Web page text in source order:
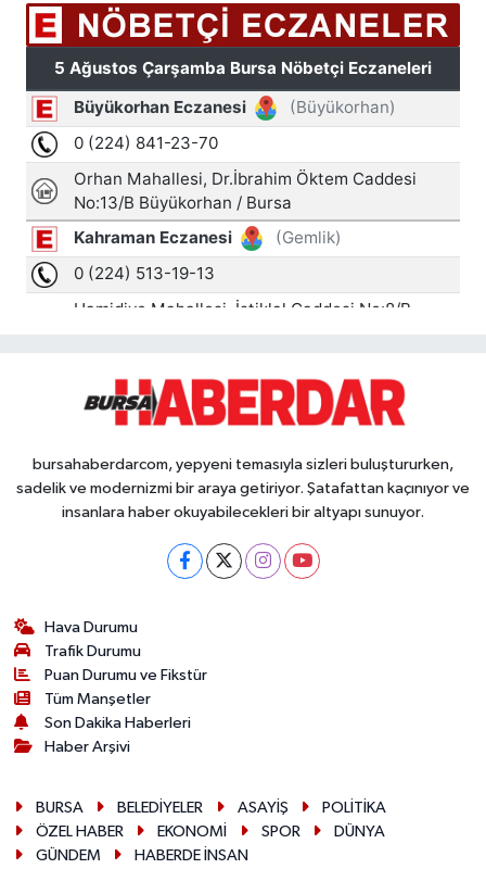
bursahaberdarcom, yepyeni temasıyla sizleri buluştururken,
sadelik ve modernizmi bir araya getiriyor. Şatafattan kaçınıyor ve
insanlara haber okuyabilecekleri bir altyapı sunuyor.
Hava Durumu
Trafik Durumu
Puan Durumu ve Fikstür
Tüm Manşetler
Son Dakika Haberleri
Haber Arşivi
BURSA BELEDİYELER ASAYİŞ
POLİTİKA
ÖZEL HABER
EKONOMİ SPOR
DÜNYA
GÜNDEM
HABERDE İNSAN